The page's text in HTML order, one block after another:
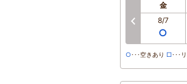
金
8/7
○
○･･･空きあり □･･･